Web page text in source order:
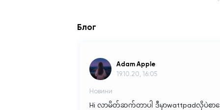
Блог
Adam Apple
19.10.20, 16:05
Новини
Hi လာမိတ်ဆက်တာပါ ဒီမှာwattpadလိုပဲစာရ